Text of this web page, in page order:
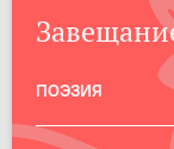
ПОЭЗИЯ